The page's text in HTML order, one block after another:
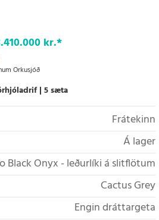
kr.*
Orkusjóð
5 sæta
Frátekinn
Á lager
Black Onyx - leðurlíki á slitflötum
Cactus Grey
Engin dráttargeta